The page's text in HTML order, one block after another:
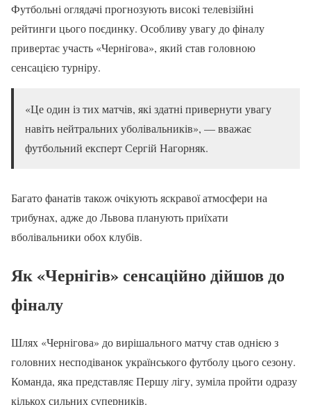
Футбольні оглядачі прогнозують високі телевізійні
рейтинги цього поєдинку. Особливу увагу до фіналу
привертає участь «Чернігова», який став головною
сенсацією турніру.
«Це один із тих матчів, які здатні привернути увагу
навіть нейтральних уболівальників», — вважає
футбольний експерт Сергій Нагорняк.
Багато фанатів також очікують яскравої атмосфери на
трибунах, адже до Львова планують приїхати
вболівальники обох клубів.
Як «Чернігів» сенсаційно дійшов до
фіналу
Шлях «Чернігова» до вирішального матчу став однією з
головних несподіванок українського футболу цього сезону.
Команда, яка представляє Першу лігу, зуміла пройти одразу
кількох сильних суперників.